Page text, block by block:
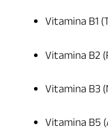
Vitamina B1
Vitamina B2
Vitamina B3
Vitamina B5